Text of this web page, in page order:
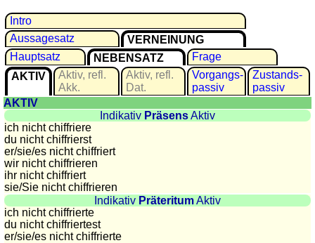
Umrechner
Autokennzeichen
Sonnenstand
Fahrradtouren
Reisewortschatz
SPIELE
Geografie
Küstenquiz
Geografiequiz
Länderquiz
Flüsse-
und
Städtequiz
Intro
Aussagesatz
VERNEINUNG
Hauptsatz
NEBENSATZ
Frage
AKTIV
Aktiv, refl.
Akk.
Aktiv, refl.
Dat.
Vor­gangs­
passiv
Zu­stands­
passiv
AKTIV
Indikativ PräsensAktiv
ich nicht chiffriere
du nicht chiffrierst
er/sie/es nicht chiffriert
wir nicht chiffrieren
ihr nicht chiffriert
sie/Sie nicht chiffrieren
Indikativ PräteritumAktiv
ich nicht chiffrierte
du nicht chiffriertest
er/sie/es nicht chiffrierte